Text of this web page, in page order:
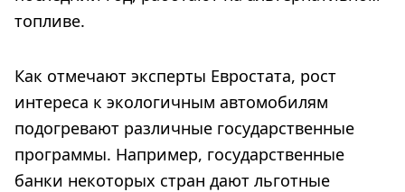
топливе.
Как отмечают эксперты Евростата, рост
интереса к экологичным автомобилям
подогревают различные государственные
программы. Например, государственные
банки некоторых стран дают льготные